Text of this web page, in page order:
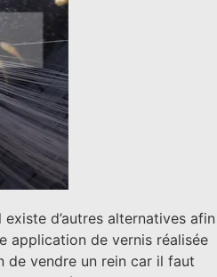
d’autres alternatives afin
application de vernis réalisée
de vendre un rein car il faut